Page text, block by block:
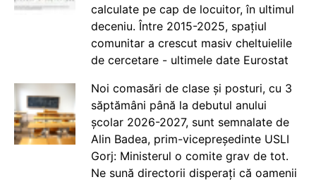
calculate pe cap de locuitor, în ultimul
deceniu. Între 2015-2025, spațiul
comunitar a crescut masiv cheltuielile
de cercetare - ultimele date Eurostat
Noi comasări de clase și posturi, cu 3
săptămâni până la debutul anului
școlar 2026-2027, sunt semnalate de
Alin Badea, prim-vicepreședinte USLI
Gorj: Ministerul o comite grav de tot.
Ne sună directorii disperați că oamenii